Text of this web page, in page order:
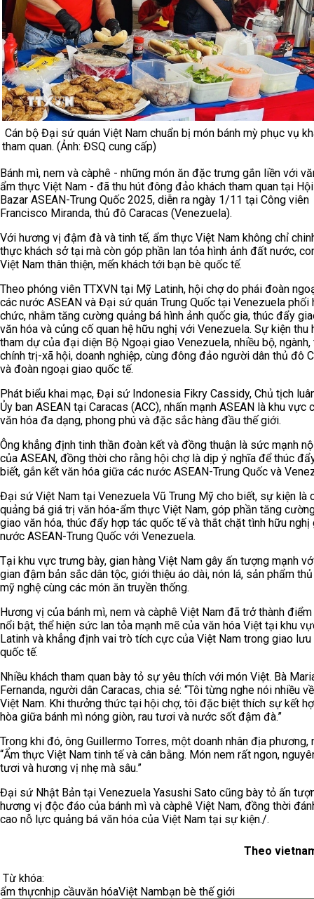
Cán bộ Đại sứ quán Việt Nam chuẩn bị món bánh mỳ phục vụ
tham quan. (Ảnh: ĐSQ cung cấp)
Bánh mì, nem và càphê - những món ăn đặc trưng gắn liền với
ẩm thực Việt Nam - đã thu hút đông đảo khách tham quan tại
Bazar ASEAN-Trung Quốc 2025, diễn ra ngày 1/11 tại Công viên
Francisco Miranda, thủ đô Caracas (Venezuela).
Với hương vị đậm đà và tinh tế, ẩm thực Việt Nam không chỉ
thực khách sở tại mà còn góp phần lan tỏa hình ảnh đất nước,
Việt Nam thân thiện, mến khách tới bạn bè quốc tế.
Theo phóng viên TTXVN tại Mỹ Latinh, hội chợ do phái đoàn
các nước ASEAN và Đại sứ quán Trung Quốc tại Venezuela phối
chức, nhằm tăng cường quảng bá hình ảnh quốc gia, thúc đẩy
văn hóa và củng cố quan hệ hữu nghị với Venezuela. Sự kiện thu
tham dự của đại diện Bộ Ngoại giao Venezuela, nhiều bộ,
chính trị-xã hội, doanh nghiệp, cùng đông đảo người dân thủ đô
và đoàn ngoại giao quốc tế.
Phát biểu khai mạc, Đại sứ Indonesia Fikry Cassidy, Chủ tịch
Ủy ban ASEAN tại Caracas (ACC), nhấn mạnh ASEAN là khu vực
văn hóa đa dạng, phong phú và đặc sắc hàng đầu thế giới.
Ông khẳng định tinh thần đoàn kết và đồng thuận là sức mạnh
của ASEAN, đồng thời cho rằng hội chợ là dịp ý nghĩa để thúc
biết, gắn kết văn hóa giữa các nước ASEAN-Trung Quốc và
Đại sứ Việt Nam tại Venezuela Vũ Trung Mỹ cho biết, sự kiện là
quảng bá giá trị văn hóa-ẩm thực Việt Nam, góp phần tăng
giao văn hóa, thúc đẩy hợp tác quốc tế và thắt chặt tình hữu nghị
nước ASEAN-Trung Quốc với Venezuela.
Tại khu vực trưng bày, gian hàng Việt Nam gây ấn tượng mạnh
gian đậm bản sắc dân tộc, giới thiệu áo dài, nón lá, sản phẩm
mỹ nghệ cùng các món ăn truyền thống.
Hương vị của bánh mì, nem và càphê Việt Nam đã trở thành điểm
nổi bật, thể hiện sức lan tỏa mạnh mẽ của văn hóa Việt tại khu
Latinh và khẳng định vai trò tích cực của Việt Nam trong giao lưu
quốc tế.
Nhiều khách tham quan bày tỏ sự yêu thích với món Việt. Bà
Fernanda, người dân Caracas, chia sẻ: “Tôi từng nghe nói nhiều
Việt Nam. Khi thưởng thức tại hội chợ, tôi đặc biệt thích sự kết
hòa giữa bánh mì nóng giòn, rau tươi và nước sốt đậm đà.”
Trong khi đó, ông Guillermo Torres, một doanh nhân địa phương,
“Ẩm thực Việt Nam tinh tế và cân bằng. Món nem rất ngon,
tươi và hương vị nhẹ mà sâu.”
Đại sứ Nhật Bản tại Venezuela Yasushi Sato cũng bày tỏ ấn
hương vị độc đáo của bánh mì và càphê Việt Nam, đồng thời
cao nỗ lực quảng bá văn hóa của Việt Nam tại sự kiện./.
Theo
Từ khóa:
ẩm thựcnhịp cầuvăn hóaViệt Nambạn bè thế giới